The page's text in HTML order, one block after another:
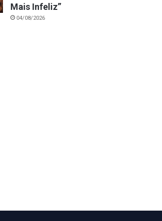
Mais Infeliz”
04/08/2026